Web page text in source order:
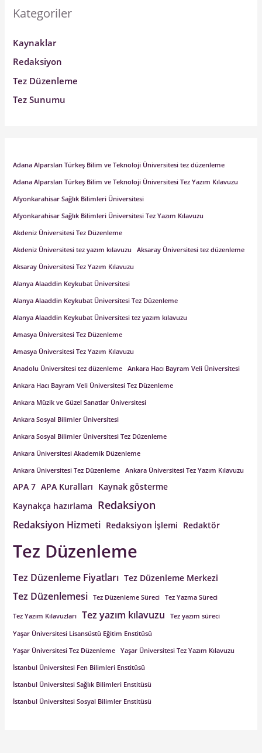
Kategoriler
Kaynaklar
Redaksiyon
Tez Düzenleme
Tez Sunumu
Adana Alparslan Türkeş Bilim ve Teknoloji Üniversitesi tez düzenleme
Adana Alparslan Türkeş Bilim ve Teknoloji Üniversitesi Tez Yazım Kılavuzu
Afyonkarahisar Sağlık Bilimleri Üniversitesi
Afyonkarahisar Sağlık Bilimleri Üniversitesi Tez Yazım Kılavuzu
Akdeniz Üniversitesi Tez Düzenleme
Akdeniz Üniversitesi tez yazım kılavuzu Aksaray Üniversitesi tez düzenleme
Aksaray Üniversitesi Tez Yazım Kılavuzu
Alanya Alaaddin Keykubat Üniversitesi
Alanya Alaaddin Keykubat Üniversitesi Tez Düzenleme
Alanya Alaaddin Keykubat Üniversitesi tez yazım kılavuzu
Amasya Üniversitesi Tez Düzenleme
Amasya Üniversitesi Tez Yazım Kılavuzu
Anadolu Üniversitesi tez düzenleme Ankara Hacı Bayram Veli Üniversitesi
Ankara Hacı Bayram Veli Üniversitesi Tez Düzenleme
Ankara Müzik ve Güzel Sanatlar Üniversitesi
Ankara Sosyal Bilimler Üniversitesi
Ankara Sosyal Bilimler Üniversitesi Tez Düzenleme
Ankara Üniversitesi Akademik Düzenleme
Ankara Üniversitesi Tez Düzenleme Ankara Üniversitesi Tez Yazım Kılavuzu
APA 7 APA Kuralları Kaynak gösterme
Kaynakça hazırlama Redaksiyon
Redaksiyon Hizmeti Redaksiyon İşlemi Redaktör
Tez Düzenleme
Tez Düzenleme Fiyatları Tez Düzenleme Merkezi
Tez Düzenlemesi Tez Düzenleme Süreci Tez Yazma Süreci
Tez Yazım Kılavuzları Tez yazım kılavuzu Tez yazım süreci
Yaşar Üniversitesi Lisansüstü Eğitim Enstitüsü
Yaşar Üniversitesi Tez Düzenleme Yaşar Üniversitesi Tez Yazım Kılavuzu
İstanbul Üniversitesi Fen Bilimleri Enstitüsü
İstanbul Üniversitesi Sağlık Bilimleri Enstitüsü
İstanbul Üniversitesi Sosyal Bilimler Enstitüsü